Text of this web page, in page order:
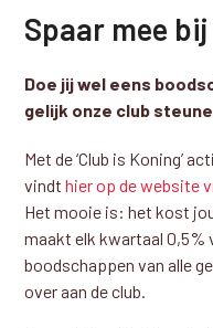
Spaar mee
Doe jij wel eens
gelijk onze club
Met de ‘Club is Koning’
vindthier op de website
Het mooie is: het kost
maakt elk kwartaal 0,5%
boodschappen van alle
over aan de club.